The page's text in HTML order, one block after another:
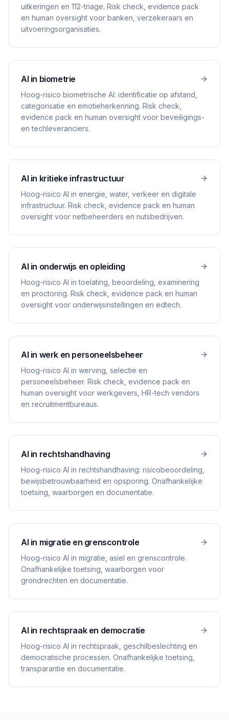
uitkeringen en 112-triage. Risk check, evidence pack
en human oversight voor banken, verzekeraars en
uitvoeringsorganisaties.
AI in biometrie
Hoog-risico biometrische AI: identificatie op afstand,
categorisatie en emotieherkenning. Risk check,
evidence pack en human oversight voor beveiligings-
en techleveranciers.
AI in kritieke infrastructuur
Hoog-risico AI in energie, water, verkeer en digitale
infrastructuur. Risk check, evidence pack en human
oversight voor netbeheerders en nutsbedrijven.
AI in onderwijs en opleiding
Hoog-risico AI in toelating, beoordeling, examinering
en proctoring. Risk check, evidence pack en human
oversight voor onderwijsinstellingen en edtech.
AI in werk en personeelsbeheer
Hoog-risico AI in werving, selectie en
personeelsbeheer. Risk check, evidence pack en
human oversight voor werkgevers, HR-tech vendors
en recruitmentbureaus.
AI in rechtshandhaving
Hoog-risico AI in rechtshandhaving: risicobeoordeling,
bewijsbetrouwbaarheid en opsporing. Onafhankelijke
toetsing, waarborgen en documentatie.
AI in migratie en grenscontrole
Hoog-risico AI in migratie, asiel en grenscontrole.
Onafhankelijke toetsing, waarborgen voor
grondrechten en documentatie.
AI in rechtspraak en democratie
Hoog-risico AI in rechtspraak, geschilbeslechting en
democratische processen. Onafhankelijke toetsing,
transparantie en documentatie.